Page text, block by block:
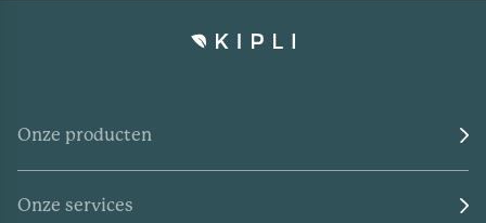
Onze producten
Onze services